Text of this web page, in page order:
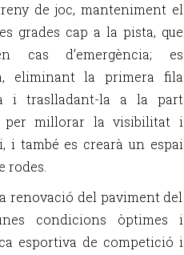
de joc, manteniment el
grades cap a la pista, que
cas d’emergència; es
eliminant la primera fila
i traslladant-la a la part
per millorar la visibilitat i
i també es crearà un espai
rodes.
renovació del paviment del
condicions òptimes i
esportiva de competició i